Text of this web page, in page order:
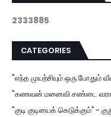
2333885
CATEGORIES
"எந்த முயற்சியும் ஒரு போதும்
"கணவன் மனைவி சண்டை
"குடி குடியைக் கெடுக்கும்" -